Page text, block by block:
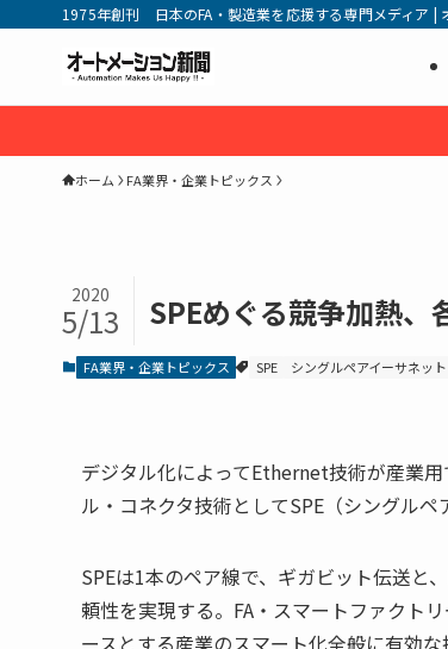
1975年創刊 日本のFA・製造業を応援する専門メディア |
ホーム FA業界・企業トピックス
SPEめぐる競争加熱、
2020
5/13
FA業界・企業トピックス SPE シングルペアイーサネット
デジタル化によってEthernet技術が産業
ル・コネクタ技術としてSPE（シングル
SPEは1本のペア線で、ギガビット伝送と
頼性を実現する。FA・スマートファクト
ースとする産業のスマート化全般に有効な